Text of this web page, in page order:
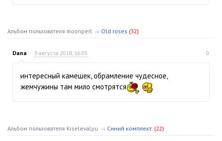
Альбом пользователя moonperl → Old roses (32)
Dana 9 августа 2018, 16:05 0
интересный камешек, обрамление чудесное,
жемчужины там мило смотрятся
Альбом пользователя KiselevaLyu → Синий комплект. (22)